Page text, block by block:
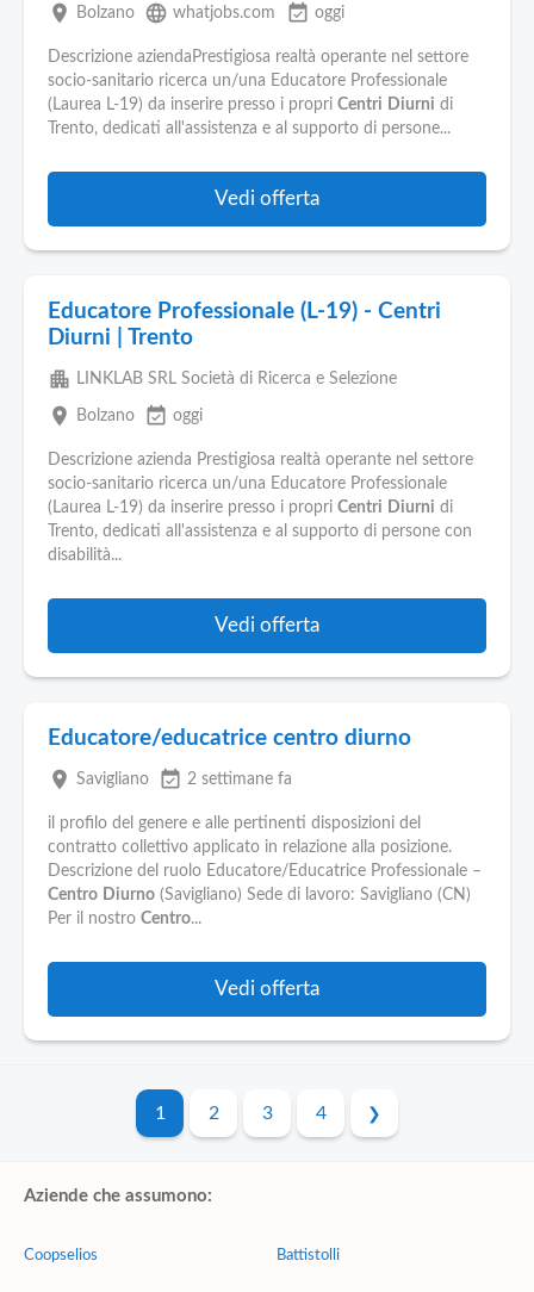
place Bolzano language whatjobs.com event_available oggi
Descrizione aziendaPrestigiosa realtà operante nel settore
socio-sanitario ricerca un/una Educatore Professionale
(Laurea L-19) da inserire presso i propri Centri Diurni di
Trento, dedicati all'assistenza e al supporto di persone...
Vedi offerta
Educatore Professionale (L-19) - Centri
Diurni | Trento
apartment LINKLAB SRL Società di Ricerca e Selezione
place Bolzano event_available oggi
Descrizione azienda Prestigiosa realtà operante nel settore
socio-sanitario ricerca un/una Educatore Professionale
(Laurea L-19) da inserire presso i propri Centri Diurni di
Trento, dedicati all'assistenza e al supporto di persone con
disabilità...
Vedi offerta
Educatore/educatrice centro diurno
place Savigliano event_available 2 settimane fa
il profilo del genere e alle pertinenti disposizioni del
contratto collettivo applicato in relazione alla posizione.
Descrizione del ruolo Educatore/Educatrice Professionale –
Centro Diurno (Savigliano) Sede di lavoro: Savigliano (CN)
Per il nostro Centro...
Vedi offerta
1 2 3 4
Aziende che assumono:
Coopselios Battistolli